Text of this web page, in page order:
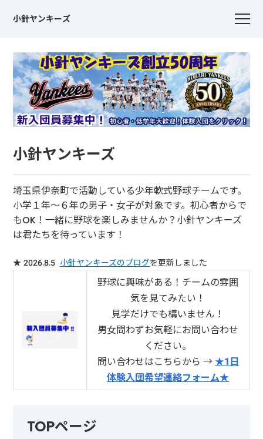
小針ヤンキーズ
小針ヤンキーズ
埼玉県伊奈町で活動している少年軟式野球チームです。
小学１年～６年の男子・女子が対象です。初心者からで
もOK！一緒に野球を楽しみませんか？小針ヤンキーズ
は君たちを待っています！
★ 2026.8.5 小針ヤンキーズのブログを更新しました
野球に興味がある！チームの雰囲
気を見てみたい！
見学だけでも構いません！
男女問わずお気軽にお問い合わせ
ください。
問い合わせはこちらから → ★1日
体験入団希望連絡フォーム★
TOPページ